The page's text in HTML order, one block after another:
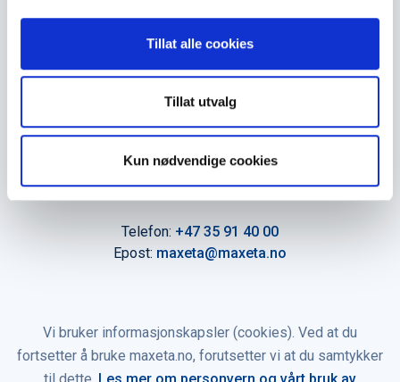
Tillat alle cookies
Tillat utvalg
Kun nødvendige cookies
Amtmand Aallsgate 89
N-3716 Skien - Norge
Åpningstider
Man - fre 0800 - 1600
Kontakt oss
Telefon: +47 35 91 40 00
Epost: maxeta@maxeta.no
Vi bruker informasjonskapsler (cookies). Ved at du
fortsetter å bruke maxeta.no, forutsetter vi at du samtykker